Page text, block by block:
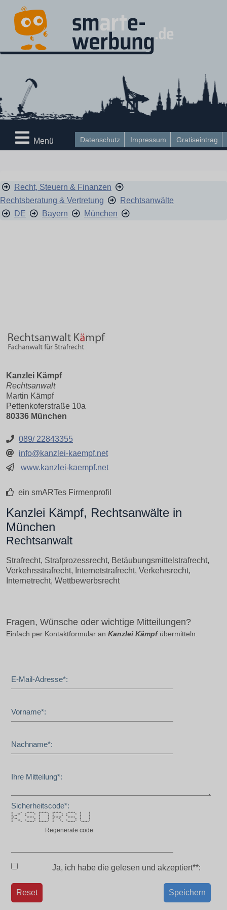
Datenschutz Impressum Gratiseintrag
Menü
Recht, Steuern & Finanzen
Rechtsberatung & Vertretung
Rechtsanwälte
DE
Bayern München
Kanzlei Kämpf
Rechtsanwalt
Martin Kämpf
Pettenkoferstraße 10a
80336 München
089/ 22843355
info@kanzlei-kaempf.net
www.kanzlei-kaempf.net
ein smARTes Firmenprofil
Kanzlei Kämpf, Rechtsanwälte in
München
Rechtsanwalt
Strafrecht, Strafprozessrecht, Betäubungsmittelstrafrecht,
Verkehrsstrafrecht, Internetstrafrecht, Verkehrsrecht,
Internetrecht, Wettbewerbsrecht
Fragen, Wünsche oder wichtige Mitteilungen?
Einfach per Kontaktformular an Kanzlei Kämpfübermitteln:
E-Mail-Adresse*:
Vorname*:
Nachname*:
Ihre Mitteilung*:
Sicherheitscode*:
* * ***** ****** ****** ***** * *
* ** * * * * * * * * * *
* ** * * * * * * * *
** ***** * * ****** ***** * *
* ** * * * * * * * *
* ** * * * * * * * * * *
* * ***** ****** * * ***** *****
Regenerate code
Ja, ich habe die gelesen und akzeptiert**:
Speichern
Reset